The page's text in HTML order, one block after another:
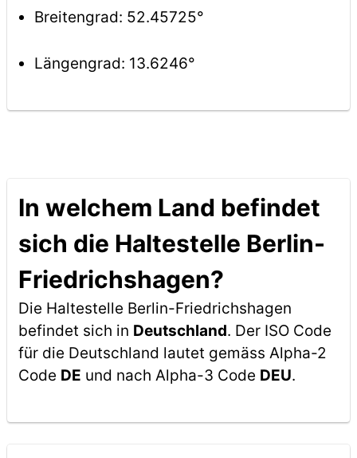
Breitengrad: 52.45725°
Längengrad: 13.6246°
In welchem Land befindet
sich die Haltestelle Berlin-
Friedrichshagen?
Die Haltestelle Berlin-Friedrichshagen
befindet sich in Deutschland. Der ISO Code
für die Deutschland lautet gemäss Alpha-2
Code DE und nach Alpha-3 Code DEU.